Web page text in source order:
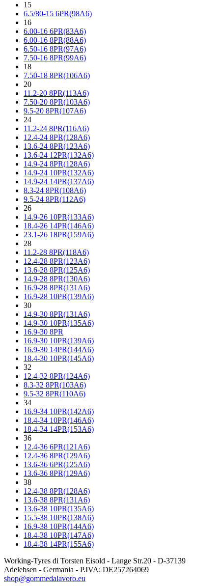
15
6.5/80-15 6PR(98A6)
16
6.00-16 6PR(83A6)
6.00-16 8PR(88A6)
6.50-16 8PR(97A6)
7.50-16 8PR(99A6)
18
7.50-18 8PR(106A6)
20
11.2-20 8PR(113A6)
7.50-20 8PR(103A6)
9.5-20 8PR(107A6)
24
11.2-24 8PR(116A6)
12.4-24 8PR(128A6)
13.6-24 8PR(123A6)
13.6-24 12PR(132A6)
14.9-24 8PR(128A6)
14.9-24 10PR(132A6)
14.9-24 14PR(137A6)
8.3-24 8PR(108A6)
9.5-24 8PR(112A6)
26
14.9-26 10PR(133A6)
18.4-26 14PR(146A6)
23.1-26 18PR(159A6)
28
11.2-28 8PR(118A6)
12.4-28 8PR(123A6)
13.6-28 8PR(125A6)
14.9-28 8PR(130A6)
16.9-28 8PR(131A6)
16.9-28 10PR(139A6)
30
14.9-30 8PR(131A6)
14.9-30 10PR(135A6)
16.9-30 8PR
16.9-30 10PR(139A6)
16.9-30 14PR(144A6)
18.4-30 10PR(145A6)
32
12.4-32 8PR(124A6)
8.3-32 8PR(103A6)
9.5-32 8PR(110A6)
34
16.9-34 10PR(142A6)
18.4-34 10PR(146A6)
18.4-34 14PR(153A6)
36
12.4-36 6PR(121A6)
12.4-36 8PR(129A6)
13.6-36 6PR(125A6)
13.6-36 8PR(129A6)
38
12.4-38 8PR(128A6)
13.6-38 8PR(131A6)
13.6-38 10PR(135A6)
15.5-38 10PR(138A6)
16.9-38 10PR(144A6)
18.4-38 10PR(147A6)
18.4-38 14PR(155A6)
Working-Tyres di Torsten Eisold - Lange Str.20 - D-37139
Adelebsen - Germania - P.IVA: DE257264069
shop@gommedalavoro.eu